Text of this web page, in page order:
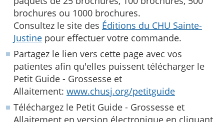
brochures ou 1000 brochures.
Consultez le site des Éditions du CHU Sainte-
Justine pour effectuer votre commande.
Partagez le lien vers cette page avec vos
patientes afin qu'elles puissent télécharger le
Petit Guide - Grossesse et
Allaitement: www.chusj.org/petitguide
Téléchargez le Petit Guide - Grossesse et